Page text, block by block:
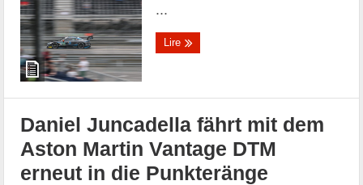
...
Lire
Daniel Juncadella fährt mit dem
Aston Martin Vantage DTM
erneut in die Punkteränge